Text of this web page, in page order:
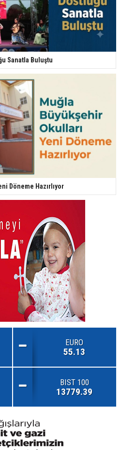
Sanatla Buluştu
Döneme Hazırlıyor
EURO
55.13
BIST 100
13779.39